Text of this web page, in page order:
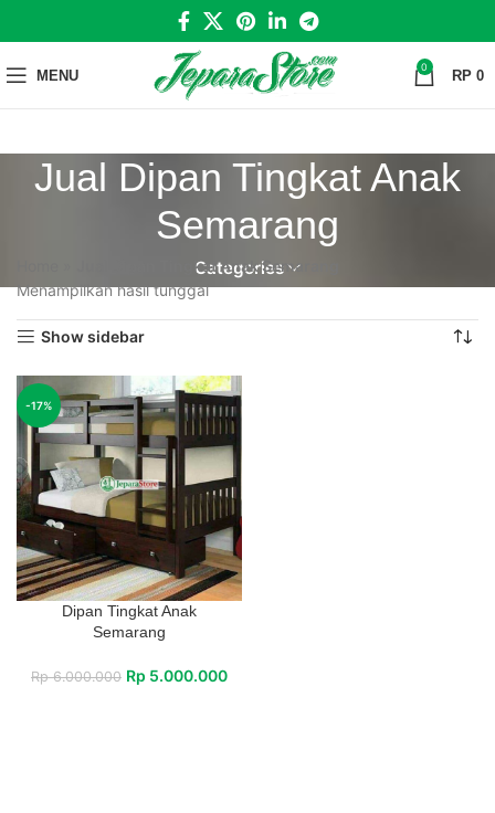
MENU 0 RP 0
Jual Dipan Tingkat Anak
Semarang
Categories
Jual Dipan Tingkat Anak Semarang
Menampilkan hasil tunggal
Show sidebar
-17%
Dipan Tingkat Anak
Semarang
Rp6.000.000 Rp 5.000.000